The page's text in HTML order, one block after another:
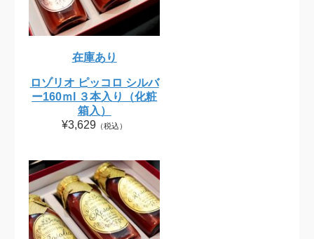
在庫あり
ロゾリオ ピッコロ シルバ
ー160ｍl ３本入り（化粧
箱入）
¥3,629 （税込）